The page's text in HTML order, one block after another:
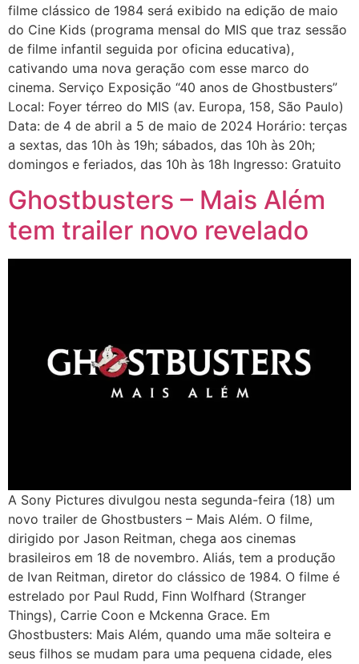
filme clássico de 1984 será exibido na edição de maio
do Cine Kids (programa mensal do MIS que traz sessão
de filme infantil seguida por oficina educativa),
cativando uma nova geração com esse marco do
cinema. Serviço Exposição “40 anos de Ghostbusters”
Local: Foyer térreo do MIS (av. Europa, 158, São Paulo)
Data: de 4 de abril a 5 de maio de 2024 Horário: terças
a sextas, das 10h às 19h; sábados, das 10h às 20h;
domingos e feriados, das 10h às 18h Ingresso: Gratuito
Ghostbusters – Mais Além
tem trailer novo revelado
A Sony Pictures divulgou nesta segunda-feira (18) um
novo trailer de Ghostbusters – Mais Além. O filme,
dirigido por Jason Reitman, chega aos cinemas
brasileiros em 18 de novembro. Aliás, tem a produção
de Ivan Reitman, diretor do clássico de 1984. O filme é
estrelado por Paul Rudd, Finn Wolfhard (Stranger
Things), Carrie Coon e Mckenna Grace. Em
Ghostbusters: Mais Além, quando uma mãe solteira e
seus filhos se mudam para uma pequena cidade, eles